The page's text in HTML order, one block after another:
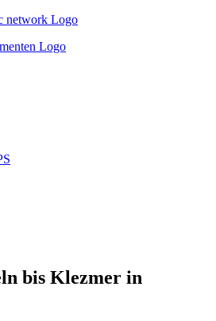
bis Klezmer in